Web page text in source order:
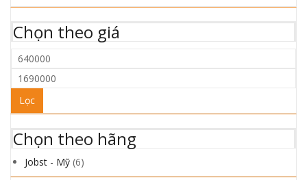
Chọn theo giá
Giá
nhất
Giá
cao
nhất
Lọc
Chọn theo hãng
Jobst - Mỹ (6)